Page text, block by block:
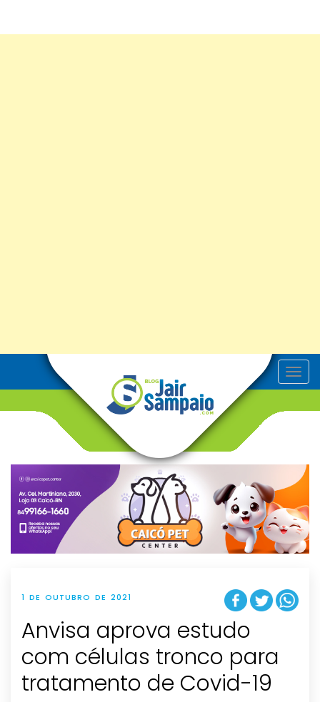
T
o
v
g
t
i
o
n
1 DE OUTUBRO DE 2021
Anvisa aprova estudo
com células tronco para
tratamento de Covid-19